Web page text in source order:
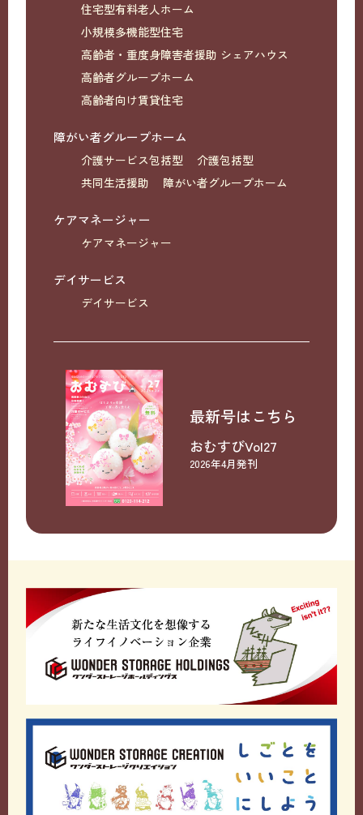
住宅型有料老人ホーム
小規模多機能型住宅
高齢者・重度身障害者援助 シェアハウス
高齢者グループホーム
高齢者向け賃貸住宅
障がい者グループホーム
介護サービス包括型
介護包括型
共同生活援助
障がい者グループホーム
ケアマネージャー
ケアマネージャー
デイサービス
デイサービス
最新号はこちら
おむすびVol27
2026年4月発刊